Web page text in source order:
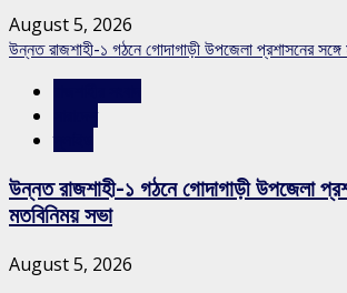
August 5, 2026
উন্নত রাজশাহী-১ গঠনে গোদাগাড়ী উপজেলা প্রশাসনের সঙ্গে
উন্নত রাজশাহী-১ গঠনে গোদাগাড়ী উপজেলা
মতবিনিময় সভা
August 5, 2026